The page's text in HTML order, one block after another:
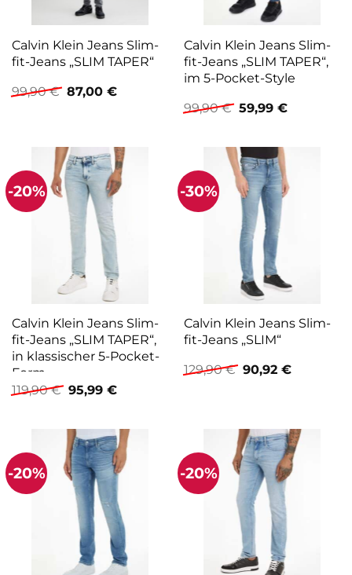
Calvin Klein Jeans Slim-
fit-Jeans „SLIM TAPER“
99,90€ Ursprünglicher
Preis
87,00 €Aktueller
Calvin Klein Jeans Slim-
fit-Jeans „SLIM TAPER“,
im 5-Pocket-Style
99,90€ Ursprünglicher
Preis
99,90 €
59,99 €Aktueller
-20%
Calvin Klein Jeans Slim-
fit-Jeans „SLIM TAPER“,
in klassischer 5-Pocket-
Form
119,90€ Ursprünglicher
Preis
119,90 €
95,99 €Aktueller
95,99 €.
-30%
Calvin Klein Jeans Slim-
fit-Jeans „SLIM“
129,90€ Ursprünglicher
Preis
90,92 €Aktueller
-20% -20%